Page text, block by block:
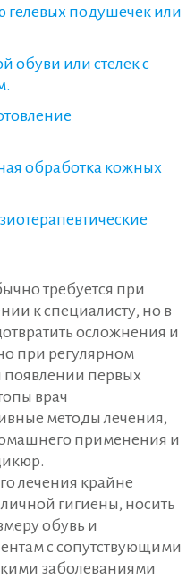
гелевых подушечек или
обуви или стелек с
обработка кожных
требуется при
к специалисту, но в
осложнения и
при регулярном
первых
врач
методы лечения,
применения и
лечения крайне
гигиены, носить
обувь и
с сопутствующими
заболеваниями